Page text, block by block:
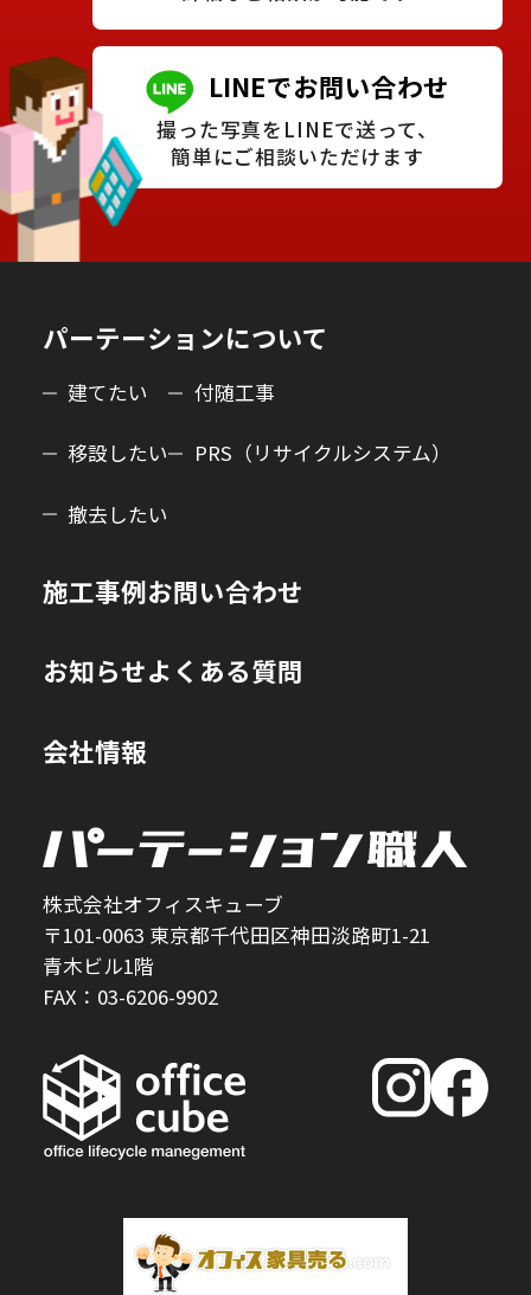
LINEでお問い合わせ
撮った写真をLINEで送って、
簡単にご相談いただけます
パーテーションについて
建てたい
移設したい
撤去したい
付随工事
PRS（リサイクルシステム）
施工事例
お知らせ
会社情報
お問い合わせ
よくある質問
株式会社オフィスキューブ
〒101-0063 東京都千代田区神田淡路町1-21
青木ビル1階
FAX：03-6206-9902